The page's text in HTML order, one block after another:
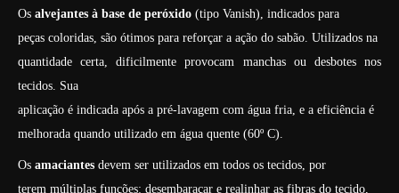
Os alvejantes à base de peróxido (tipo Vanish), indicados para
peças coloridas, são ótimos para reforçar a ação do sabão. Utilizados na
quantidade certa, dificilmente provocam manchas ou desbotes nos
tecidos. Sua
aplicação é indicada após a pré-lavagem com água fria, e a eficiência é
melhorada quando utilizado em água quente (60º C).
Os amaciantes devem ser utilizados em todos os tecidos, por
terem múltiplas funções: desembaraçar e realinhar as fibras do tecido,